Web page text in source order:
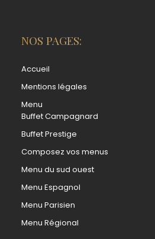
NOS PAGES:
Accueil
Mentions légales
Menu
Buffet Campagnard
Buffet Prestige
Composez vos menus
Menu du sud ouest
Menu Espagnol
Menu Parisien
Menu Régional